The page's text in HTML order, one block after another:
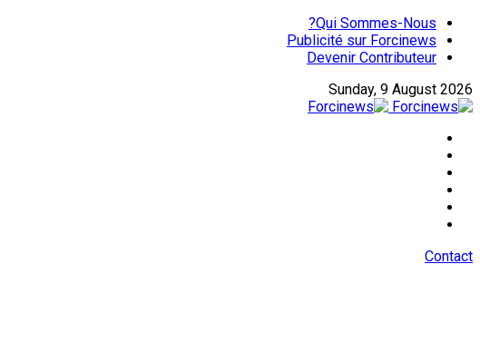
Qui Sommes-Nous?
Publicité sur Forcinews
Devenir Contributeur
Sunday, 9 August 2026
Contact